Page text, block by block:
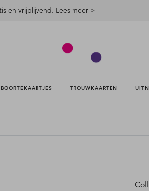
en vrijblijvend. Lees meer >
TROUWKAARTEN